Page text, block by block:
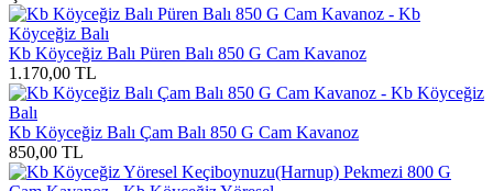
Kb Köyceğiz Balı Püren Balı 850 G Cam Kavanoz
1.170,00 TL
Kb Köyceğiz Balı Çam Balı 850 G Cam Kavanoz
850,00 TL